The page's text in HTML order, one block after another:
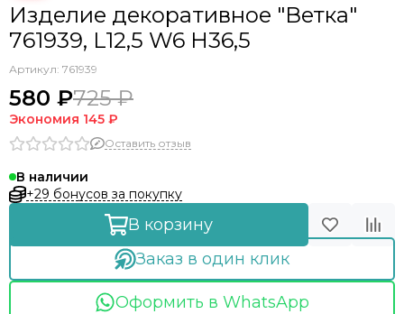
Изделие декоративное "Ветка"
761939, L12,5 W6 H36,5
Артикул: 761939
580 ₽725 ₽
Экономия 145 ₽
Оставить отзыв
В наличии
+29 бонусов за покупку
В корзину
Заказ в один клик
Оформить в WhatsApp